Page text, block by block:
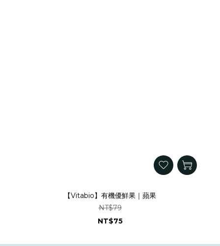
【Vitabio】有機優鮮果｜蘋果
NT$79
NT$75